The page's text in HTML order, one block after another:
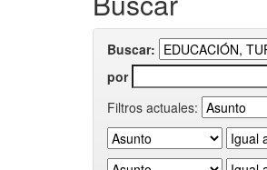
Buscar:
por
Filtros actuales: